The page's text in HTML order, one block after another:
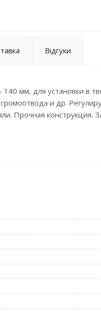
Відгуки
мм, для установки в
и др.
Прочная